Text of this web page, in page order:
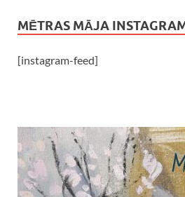
MĒTRAS MĀJA
[instagram-feed]